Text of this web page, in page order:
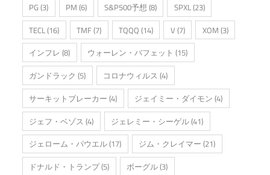
PG (3) PM (6) S&P500予想 (8) SPXL(23)
TECL(16) TMF(7) TQQQ (14) V (7) XOM (3)
インフレ (8) ウォーレン・バフェット (15)
ガンドラック (5) コロナウィルス (4)
サーキットブレーカー (4) ジェイミー・ダイモン (4)
ジェフ・ベゾス (4) ジェレミー・シーゲル(41)
ジェローム・パウエル(17) ジム・クレイマー (21)
ドナルド・トランプ(5) ボーグル(3)